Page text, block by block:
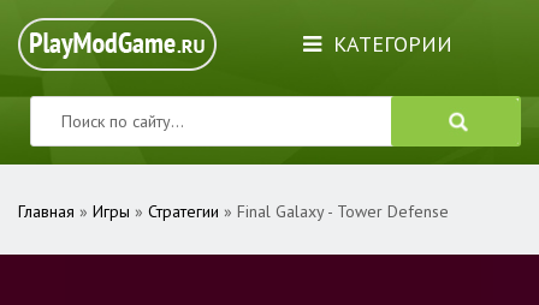
КАТЕГОРИИ
Главная » Игры » Стратегии » Final Galaxy - Tower Defense